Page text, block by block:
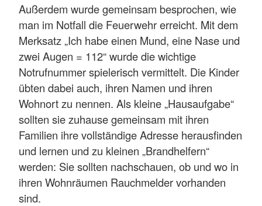
Außerdem wurde gemeinsam besprochen, wie
man im Notfall die Feuerwehr erreicht. Mit dem
Merksatz „Ich habe einen Mund, eine Nase und
zwei Augen = 112“ wurde die wichtige
Notrufnummer spielerisch vermittelt. Die Kinder
übten dabei auch, ihren Namen und ihren
Wohnort zu nennen. Als kleine „Hausaufgabe“
sollten sie zuhause gemeinsam mit ihren
Familien ihre vollständige Adresse herausfinden
und lernen und zu kleinen „Brandhelfern“
werden: Sie sollten nachschauen, ob und wo in
ihren Wohnräumen Rauchmelder vorhanden
sind.